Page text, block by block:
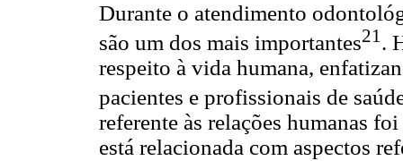
Durante o atendimento
são um dos mais importantes21 .
respeito à vida humana,
pacientes e profissionais de
referente às relações humanas
está relacionada com aspectos